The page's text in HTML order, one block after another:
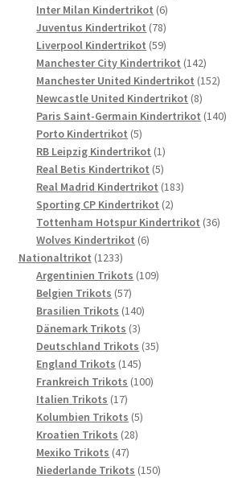
Inter Milan Kindertrikot 66
Produkte
Juventus Kindertrikot 7878
Produkte
Liverpool Kindertrikot 5959
Produkte
Manchester City Kindertrikot 142142
Produkte
Manchester United Kindertrikot 152152
Newcastle United Kindertrikot 88
Produkte
Paris Saint-Germain Kindertrikot 140140
Porto Kindertrikot 55
Produkte
RB Leipzig Kindertrikot 11
Produkt
Real Betis Kindertrikot 55
Produkte
Real Madrid Kindertrikot 183183
Sporting CP Kindertrikot 22
Produkte
Tottenham Hotspur Kindertrikot 3636
Wolves Kindertrikot 66
Nationaltrikot 12331233
Produkte
Argentinien Trikots 109109
Belgien Trikots 5757
Produkte
Brasilien Trikots 140140
Dänemark Trikots 33
Produkte
Deutschland Trikots 3535
England Trikots 145145
Produkte
Frankreich Trikots 100100
Italien Trikots 1717
Produkte
Kolumbien Trikots 55
Kroatien Trikots 2828
Mexiko Trikots 4747
Produkte
Niederlande Trikots 150150